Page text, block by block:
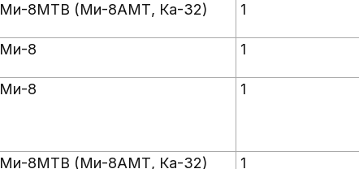
Ми-8МТВ (Ми-8АМТ, Ка-32) 1
Ми-8 1
Ми-8 1
Ми-8МТВ (Ми-8АМТ, Ка-32)
1